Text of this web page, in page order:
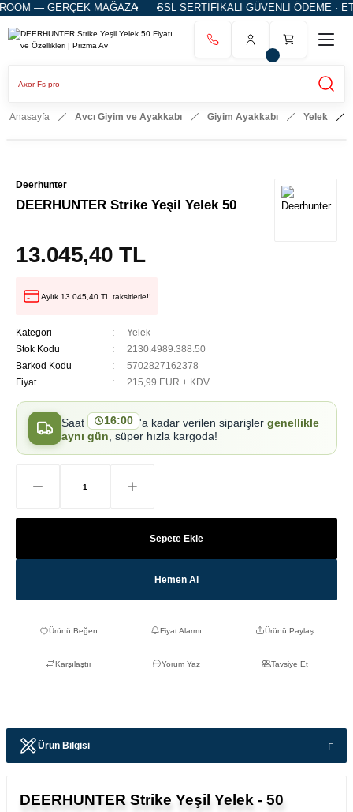
— GERÇEK MAĞAZA SSL SERTİFİKALI GÜVENLİ ÖDEME ·
Anasayfa Avcı Giyim ve Ayakkabı Giyim Ayakkabı Yelek
Deerhunter
DEERHUNTER Strike Yeşil Yelek 50
13.045,40 TL
Aylık 13.045,40 TL taksitlerle!!
Kategori
Yelek
Stok Kodu
2130.4989.388.50
Barkod Kodu
5702827162378
Fiyat
215,99 EUR + KDV
Saat 16:00 'a kadar verilen siparişler genellikle
aynı gün, süper hızla kargoda!
Sepete Ekle
Hemen Al
Fiyat Alarmı Ürünü Paylaş
Karşılaştır Yorum Yaz Tavsiye Et
Ürün Bilgisi
DEERHUNTER Strike Yeşil Yelek - 50